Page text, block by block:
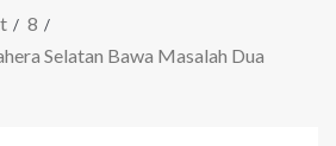
8
Selatan Bawa Masalah Dua